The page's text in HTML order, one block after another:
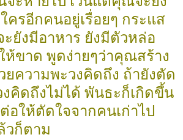
ครอีกคนอยู่เรื่อยๆ กระแส
ยังมีอาหาร ยังมีตัวหล่อ
ให้ขาด พูดง่ายๆว่าคุณสร้าง
ความพะวงคิดถึง ถ้ายังตัด
คิดถึงไม่ได้ พันธะก็เกิดขึ้น
อให้ตัดใจจากคนเก่าไป
วก็ตาม